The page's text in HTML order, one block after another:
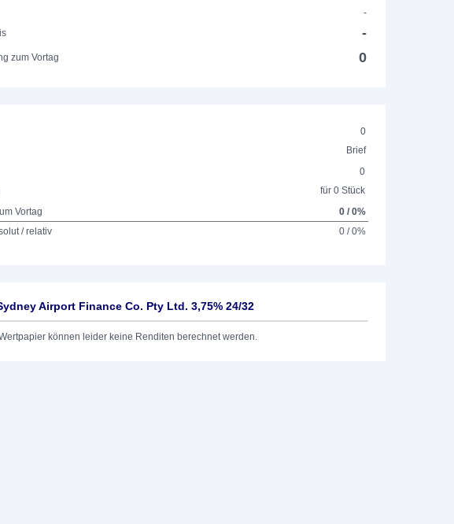
-
-
zum Vortag 0
0
Brief
0
für 0 Stück
Vortag
0 / 0%
/ relativ
0 / 0%
Airport Finance Co. Pty Ltd. 3,75% 24/32
können leider keine Renditen berechnet werden.